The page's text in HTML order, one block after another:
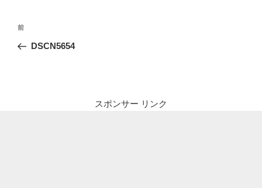
投
ナ
前
の
前
DSCN5654
スポンサー リンク